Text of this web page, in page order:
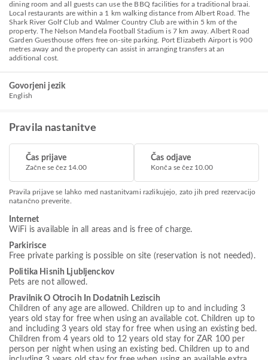
dining room and all guests can use the BBQ facilities for a traditional braai.
Local restaurants are within a 1 km walking distance from Albert Road. The
Shark River Golf Club and Walmer Country Club are within 5 km of the
property. The Nelson Mandela Football Stadium is 7 km away. Albert Road
Garden Guesthouse offers free on-site parking. Port Elizabeth Airport is 900
metres away and the property can assist in arranging transfers at an
additional cost.
Govorjeni jezik
English
Pravila nastanitve
Čas prijave
Začne se čez 14.00
Čas odjave
Konča se čez 10.00
Pravila prijave se lahko med nastanitvami razlikujejo, zato jih pred rezervacijo
natančno preverite.
Internet
WiFi is available in all areas and is free of charge.
Parkirisce
Free private parking is possible on site (reservation is not needed).
Politika Hisnih Ljubljenckov
Pets are not allowed.
Pravilnik O Otrocih In Dodatnih Leziscih
Children of any age are allowed. Children up to and including 3
years old stay for free when using an available cot. Children up to
and including 3 years old stay for free when using an existing bed.
Children from 4 years old to 12 years old stay for ZAR 100 per
person per night when using an existing bed. Children up to and